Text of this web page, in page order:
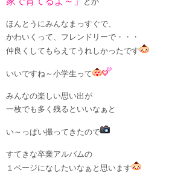
ほんとうにみんなまっすぐで、
かわいくって、フレンドリーで・・・
仲良くしてもらえてうれしかったです
いいですね～小学生って
みんなの楽しい思い出が
一枚でも多く残るといいなぁと
い～っぱい撮ってきたので
すてきな卒業アルバムの
１ページになしたいなぁと思います